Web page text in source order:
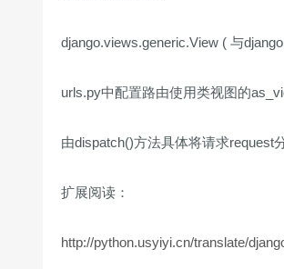
django.views.generic.View ( 与
urls.py中配置路由使用类视图的
由dispatch()方法具体将请求request
扩展阅读：
http://python.usyiyi.cn/translate/